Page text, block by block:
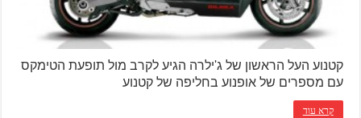
קטנוע העל הראשון של ג'ילרה הגיע לקרב מול תופעת הטימקס
עם מספרים של אופנוע בחליפה של קטנוע
קרא עוד